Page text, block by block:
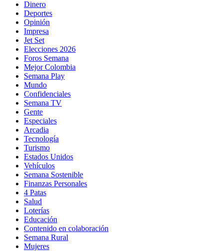
Dinero
Deportes
Opinión
Impresa
Jet Set
Elecciones 2026
Foros Semana
Mejor Colombia
Semana Play
Mundo
Confidenciales
Semana TV
Gente
Especiales
Arcadia
Tecnología
Turismo
Estados Unidos
Vehículos
Semana Sostenible
Finanzas Personales
4 Patas
Salud
Loterías
Educación
Contenido en colaboración
Semana Rural
Mujeres